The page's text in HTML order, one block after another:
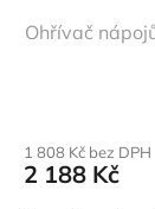
Ohřívač
1 808 Kč bez DPH
2 188 Kč